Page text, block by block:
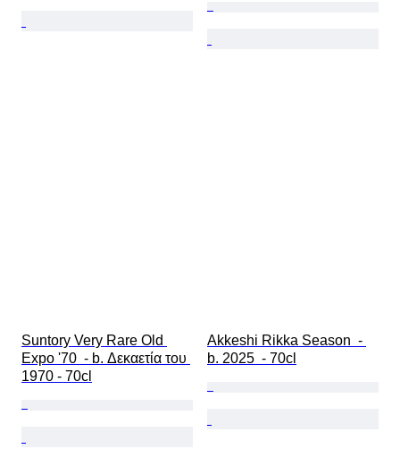
Suntory Very Rare Old
Expo '70  - b. Δεκαετία του
1970 - 70cl
Akkeshi Rikka Season  -
b. 2025  - 70cl